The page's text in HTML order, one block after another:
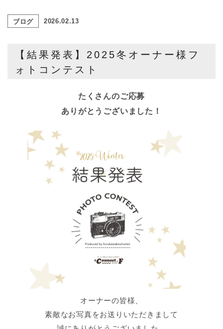
ブログ 2026.02.13
【結果発表】2025冬オーナー様フ
ォトコンテスト
たくさんのご応募
ありがとうございました！
オーナーの皆様、
素敵なお写真をお送りいただきまして